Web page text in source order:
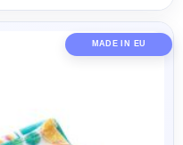
MADE IN EU